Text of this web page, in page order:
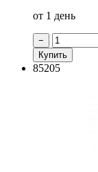
от 1 день
−
Купить
85205